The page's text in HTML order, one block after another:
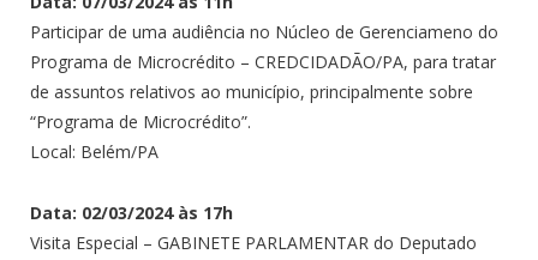
Participar de uma audiência no Núcleo de Gerenciameno do
Programa de Microcrédito – CREDCIDADÃO/PA, para tratar
de assuntos relativos ao município, principalmente sobre
“Programa de Microcrédito”.
Local: Belém/PA
Data: 02/03/2024 às 17h
Visita Especial – GABINETE PARLAMENTAR do Deputado